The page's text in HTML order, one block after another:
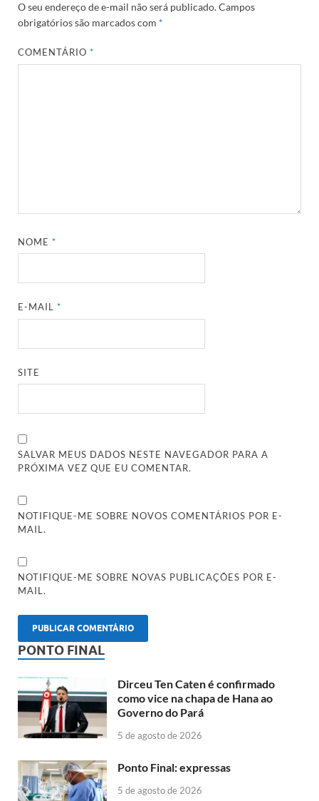
O seu endereço de e-mail não será publicado.Campos
obrigatórios são marcados com *
COMENTÁRIO*
NOME*
E-MAIL*
SITE
SALVAR MEUS DADOS NESTE NAVEGADOR PARA A
PRÓXIMA VEZ QUE EU COMENTAR.
NOTIFIQUE-ME SOBRE NOVOS COMENTÁRIOS POR E-
MAIL.
NOTIFIQUE-ME SOBRE NOVAS PUBLICAÇÕES POR E-
MAIL.
PONTO FINAL
Dirceu Ten Caten é confirmado
como vice na chapa de Hana ao
Governo do Pará
5 de agosto de 2026
Ponto Final: expressas
5 de agosto de 2026